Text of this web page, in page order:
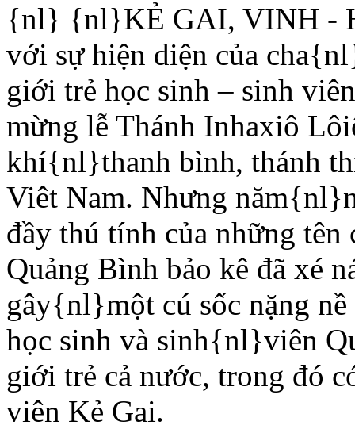
{nl} {nl}KẺ GAI, VINH -
với sự hiện diện của
giới trẻ học sinh – sinh
mừng lễ Thánh Inhaxiô
khí{nl}thanh bình, thánh
Viêt Nam. Nhưng
đầy thú tính của những
Quảng Bình bảo kê đã xé
gây{nl}một cú sốc nặng
học sinh và sinh{nl}viên
giới trẻ cả nước, trong đó
viên Kẻ Gai.